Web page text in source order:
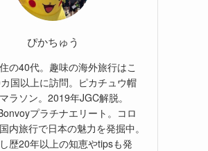
ぴかちゅう
の40代。趣味の海外旅行はこ
国以上に訪問。ピカチュウ帽
ラソン。2019年JGC解脱。
プラチナエリート。コロ
内旅行で日本の魅力を発掘中。
歴20年以上の知恵やtipsも発